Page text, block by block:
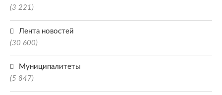
(3 221)
Лента новостей
(30 600)
Муниципалитеты
(5 847)